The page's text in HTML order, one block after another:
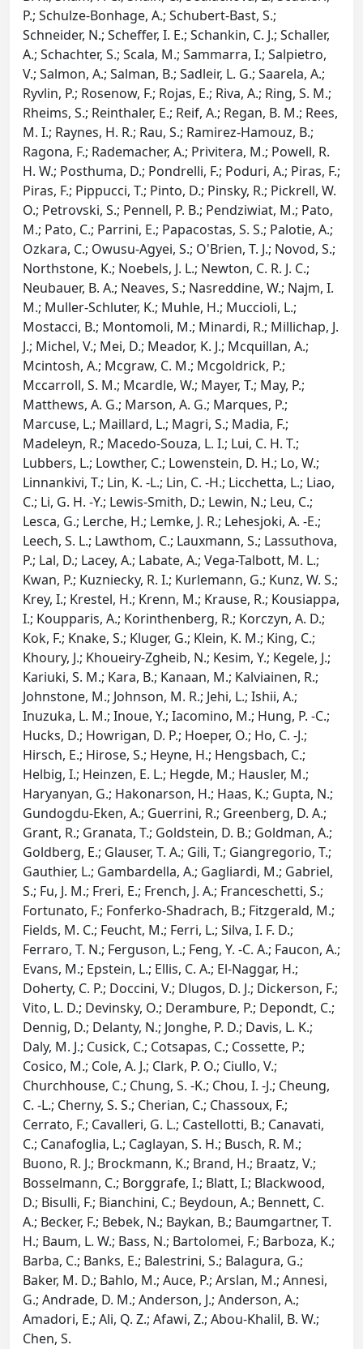
P.; Schulze-Bonhage, A.; Schubert-Bast, S.;
Schneider, N.; Scheffer, I. E.; Schankin, C. J.; Schaller,
A.; Schachter, S.; Scala, M.; Sammarra, I.; Salpietro,
V.; Salmon, A.; Salman, B.; Sadleir, L. G.; Saarela, A.;
Ryvlin, P.; Rosenow, F.; Rojas, E.; Riva, A.; Ring, S. M.;
Rheims, S.; Reinthaler, E.; Reif, A.; Regan, B. M.; Rees,
M. I.; Raynes, H. R.; Rau, S.; Ramirez-Hamouz, B.;
Ragona, F.; Rademacher, A.; Privitera, M.; Powell, R.
H. W.; Posthuma, D.; Pondrelli, F.; Poduri, A.; Piras, F.;
Piras, F.; Pippucci, T.; Pinto, D.; Pinsky, R.; Pickrell, W.
O.; Petrovski, S.; Pennell, P. B.; Pendziwiat, M.; Pato,
M.; Pato, C.; Parrini, E.; Papacostas, S. S.; Palotie, A.;
Ozkara, C.; Owusu-Agyei, S.; O'Brien, T. J.; Novod, S.;
Northstone, K.; Noebels, J. L.; Newton, C. R. J. C.;
Neubauer, B. A.; Neaves, S.; Nasreddine, W.; Najm, I.
M.; Muller-Schluter, K.; Muhle, H.; Muccioli, L.;
Mostacci, B.; Montomoli, M.; Minardi, R.; Millichap, J.
J.; Michel, V.; Mei, D.; Meador, K. J.; Mcquillan, A.;
Mcintosh, A.; Mcgraw, C. M.; Mcgoldrick, P.;
Mccarroll, S. M.; Mcardle, W.; Mayer, T.; May, P.;
Matthews, A. G.; Marson, A. G.; Marques, P.;
Marcuse, L.; Maillard, L.; Magri, S.; Madia, F.;
Madeleyn, R.; Macedo-Souza, L. I.; Lui, C. H. T.;
Lubbers, L.; Lowther, C.; Lowenstein, D. H.; Lo, W.;
Linnankivi, T.; Lin, K. -L.; Lin, C. -H.; Licchetta, L.; Liao,
C.; Li, G. H. -Y.; Lewis-Smith, D.; Lewin, N.; Leu, C.;
Lesca, G.; Lerche, H.; Lemke, J. R.; Lehesjoki, A. -E.;
Leech, S. L.; Lawthom, C.; Lauxmann, S.; Lassuthova,
P.; Lal, D.; Lacey, A.; Labate, A.; Vega-Talbott, M. L.;
Kwan, P.; Kuzniecky, R. I.; Kurlemann, G.; Kunz, W. S.;
Krey, I.; Krestel, H.; Krenn, M.; Krause, R.; Kousiappa,
I.; Koupparis, A.; Korinthenberg, R.; Korczyn, A. D.;
Kok, F.; Knake, S.; Kluger, G.; Klein, K. M.; King, C.;
Khoury, J.; Khoueiry-Zgheib, N.; Kesim, Y.; Kegele, J.;
Kariuki, S. M.; Kara, B.; Kanaan, M.; Kalviainen, R.;
Johnstone, M.; Johnson, M. R.; Jehi, L.; Ishii, A.;
Inuzuka, L. M.; Inoue, Y.; Iacomino, M.; Hung, P. -C.;
Hucks, D.; Howrigan, D. P.; Hoeper, O.; Ho, C. -J.;
Hirsch, E.; Hirose, S.; Heyne, H.; Hengsbach, C.;
Helbig, I.; Heinzen, E. L.; Hegde, M.; Hausler, M.;
Haryanyan, G.; Hakonarson, H.; Haas, K.; Gupta, N.;
Gundogdu-Eken, A.; Guerrini, R.; Greenberg, D. A.;
Grant, R.; Granata, T.; Goldstein, D. B.; Goldman, A.;
Goldberg, E.; Glauser, T. A.; Gili, T.; Giangregorio, T.;
Gauthier, L.; Gambardella, A.; Gagliardi, M.; Gabriel,
S.; Fu, J. M.; Freri, E.; French, J. A.; Franceschetti, S.;
Fortunato, F.; Fonferko-Shadrach, B.; Fitzgerald, M.;
Fields, M. C.; Feucht, M.; Ferri, L.; Silva, I. F. D.;
Ferraro, T. N.; Ferguson, L.; Feng, Y. -C. A.; Faucon, A.;
Evans, M.; Epstein, L.; Ellis, C. A.; El-Naggar, H.;
Doherty, C. P.; Doccini, V.; Dlugos, D. J.; Dickerson, F.;
Vito, L. D.; Devinsky, O.; Derambure, P.; Depondt, C.;
Dennig, D.; Delanty, N.; Jonghe, P. D.; Davis, L. K.;
Daly, M. J.; Cusick, C.; Cotsapas, C.; Cossette, P.;
Cosico, M.; Cole, A. J.; Clark, P. O.; Ciullo, V.;
Churchhouse, C.; Chung, S. -K.; Chou, I. -J.; Cheung,
C. -L.; Cherny, S. S.; Cherian, C.; Chassoux, F.;
Cerrato, F.; Cavalleri, G. L.; Castellotti, B.; Canavati,
C.; Canafoglia, L.; Caglayan, S. H.; Busch, R. M.;
Buono, R. J.; Brockmann, K.; Brand, H.; Braatz, V.;
Bosselmann, C.; Borggrafe, I.; Blatt, I.; Blackwood,
D.; Bisulli, F.; Bianchini, C.; Beydoun, A.; Bennett, C.
A.; Becker, F.; Bebek, N.; Baykan, B.; Baumgartner, T.
H.; Baum, L. W.; Bass, N.; Bartolomei, F.; Barboza, K.;
Barba, C.; Banks, E.; Balestrini, S.; Balagura, G.;
Baker, M. D.; Bahlo, M.; Auce, P.; Arslan, M.; Annesi,
G.; Andrade, D. M.; Anderson, J.; Anderson, A.;
Amadori, E.; Ali, Q. Z.; Afawi, Z.; Abou-Khalil, B. W.;
Chen, S.